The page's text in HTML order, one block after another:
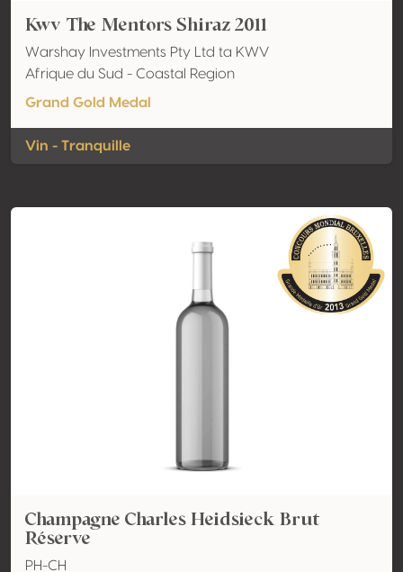
Kwv The Mentors Shiraz 2011
Warshay Investments Pty Ltd ta KWV
Afrique du Sud - Coastal Region
Grand Gold Medal
Vin - Tranquille
Champagne Charles Heidsieck Brut
Réserve
PH-CH